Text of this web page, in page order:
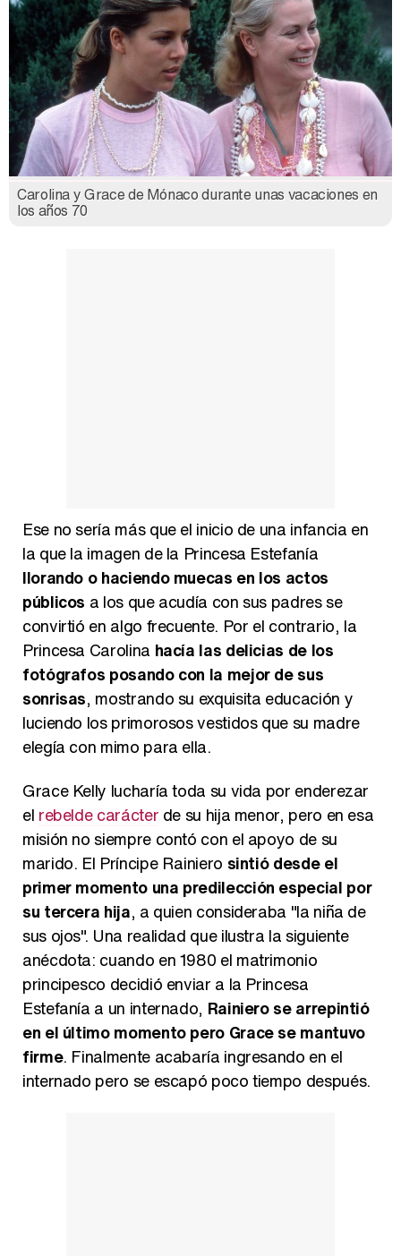
Carolina y Grace de Mónaco durante unas vacaciones en
los años 70
Ese no sería más que el inicio de una infancia en
la que la imagen de la Princesa Estefanía
llorando o haciendo muecas en los actos
públicos a los que acudía con sus padres se
convirtió en algo frecuente. Por el contrario, la
Princesa Carolina hacía las delicias de los
fotógrafos posando con la mejor de sus
sonrisas, mostrando su exquisita educación y
luciendo los primorosos vestidos que su madre
elegía con mimo para ella.
Grace Kelly lucharía toda su vida por enderezar
el rebelde carácter de su hija menor, pero en esa
misión no siempre contó con el apoyo de su
marido. El Príncipe Rainiero sintió desde el
primer momento una predilección especial por
su tercera hija, a quien consideraba "la niña de
sus ojos". Una realidad que ilustra la siguiente
anécdota: cuando en 1980 el matrimonio
principesco decidió enviar a la Princesa
Estefanía a un internado, Rainiero se arrepintió
en el último momento pero Grace se mantuvo
firme. Finalmente acabaría ingresando en el
internado pero se escapó poco tiempo después.